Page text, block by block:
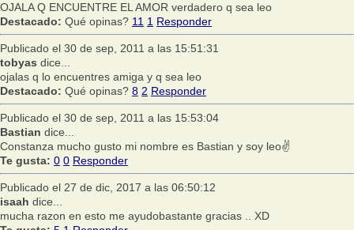
OJALA Q ENCUENTRE EL AMOR verdadero q sea leo
Destacado: Qué opinas? 11 1 Responder
Publicado el 30 de sep, 2011 a las 15:51:31
tobyas dice...
ojalas q lo encuentres amiga y q sea leo
Destacado: Qué opinas? 8 2 Responder
Publicado el 30 de sep, 2011 a las 15:53:04
Bastian dice...
Constanza mucho gusto mi nombre es Bastian y soy leo✌
Te gusta: 0 0 Responder
Publicado el 27 de dic, 2017 a las 06:50:12
isaah dice...
mucha razon en esto me ayudobastante gracias .. XD